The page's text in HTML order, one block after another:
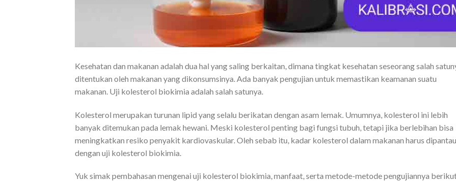
Kesehatan dan makanan adalah dua hal yang saling berkaitan, dimana tingkat kesehatan seseorang salah
ditentukan oleh makanan yang dikonsumsinya. Ada banyak pengujian untuk memastikan keamanan suatu
makanan. Uji kolesterol biokimia adalah salah satunya.
Kolesterol merupakan turunan lipid yang selalu berikatan dengan asam lemak. Umumnya, kolesterol ini lebih
banyak ditemukan pada lemak hewani. Meski kolesterol penting bagi fungsi tubuh, tetapi jika berlebihan bisa
meningkatkan resiko penyakit kardiovaskular. Oleh sebab itu, kadar kolesterol dalam makanan harus dipantau
dengan uji kolesterol biokimia.
Yuk simak pembahasan mengenai uji kolesterol biokimia, manfaat, serta metode-metode pengujiannya